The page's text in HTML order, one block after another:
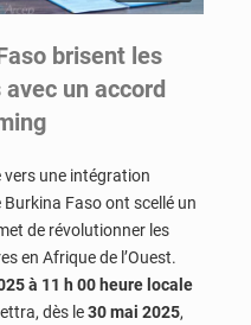
brisent les
un accord
vers une intégration
Burkina Faso ont scellé un
de révolutionner les
en Afrique de l’Ouest.
à 11 h 00 heure locale
dès le30 mai 2025,